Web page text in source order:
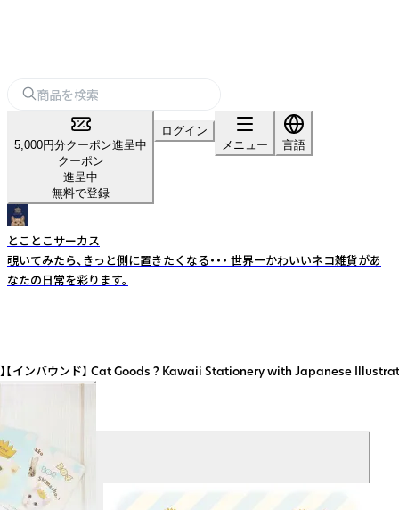
5,000円分クーポン進呈中
クーポン
進呈中
無料で登録
ログイン
メニュー
言語
とことこサーカス
覗いてみたら、きっと側に置きたくなる・・・ 世界一かわいいネコ雑貨があ
なたの日常を彩ります。
本製】【インバウンド】 Cat Goods ? Kawaii Stationery with Japanese